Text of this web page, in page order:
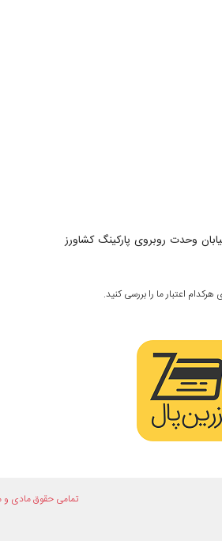
وحدت روبروی پارکینگ کشاورز
اعتبار ما را بررسی کنید.
تمامی حقوق مادی و